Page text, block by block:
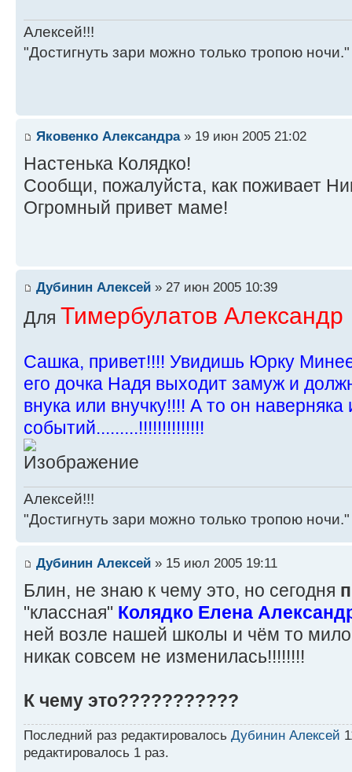
Алексей!!!
"Достигнуть зари можно только тропою ночи."
Яковенко Александра» 19 июн 2005 21:02
Настенька Колядко!
Сообщи, пожалуйста, как поживает
Огромный привет маме!
Дубинин Алексей » 27 июн 2005 10:39
Для Тимербулатов Александр
Сашка, привет!!!! Увидишь Юрку
его дочка Надя выходит замуж и
внука или внучку!!!! А то он наверняка
событий.........!!!!!!!!!!!!!!
Алексей!!!
"Достигнуть зари можно только тропою ночи."
Дубинин Алексей » 15 июл 2005 19:11
Блин, не знаю к чему это, но сегодня
"классная" Колядко Елена
ней возле нашей школы и чём то
никак совсем не изменилась!!!!!!!!
К чему это???????????
Последний раз редактировалось Дубинин Алексей
редактировалось 1 раз.